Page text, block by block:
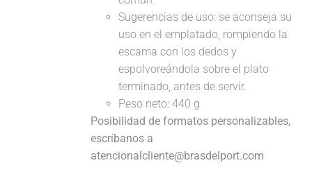
Sugerencias de uso: se aconseja su
uso en el emplatado, rompiendo la
escama con los dedos y
espolvoreándola sobre el plato
terminado, antes de servir.
Peso neto: 440 g
Posibilidad de formatos personalizables,
escríbanos a
atencionalcliente@brasdelport.com